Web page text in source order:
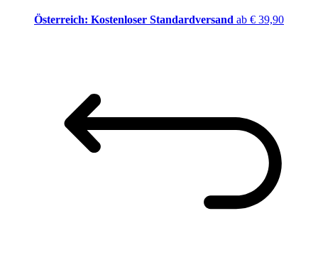
Österreich: Kostenloser Standardversand ab € 39,90